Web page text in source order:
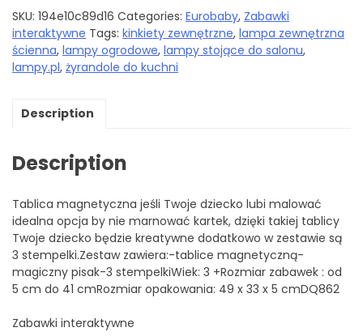
SKU: 194e10c89d16 Categories: Eurobaby, Zabawki
interaktywne Tags: kinkiety zewnętrzne, lampa zewnętrzna
ścienna, lampy ogrodowe, lampy stojące do salonu,
lampy.pl, żyrandole do kuchni
Description
Description
Tablica magnetyczna jeśli Twoje dziecko lubi malować
idealna opcja by nie marnować kartek, dzięki takiej tablicy
Twoje dziecko będzie kreatywne dodatkowo w zestawie są
3 stempelki.Zestaw zawiera:-tablice magnetyczną-
magiczny pisak-3 stempelkiWiek: 3 +Rozmiar zabawek : od
5 cm do 41 cmRozmiar opakowania: 49 x 33 x 5 cmDQ862
Zabawki interaktywne